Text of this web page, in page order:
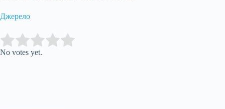
Джерело
Rate this item:
No votes yet.